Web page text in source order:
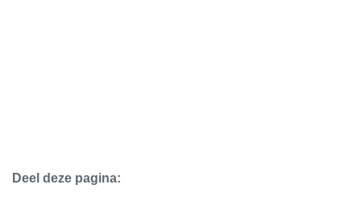
Deel deze pagina: